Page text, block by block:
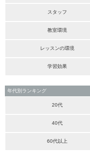
スタッフ
教室環境
レッスンの環境
学習効果
年代別ランキング
20代
40代
60代以上